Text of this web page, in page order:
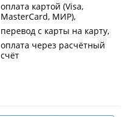
оплата картой (Visa,
MasterCard, МИР)
перевод с карты на карту
оплата через расчётный
счёт